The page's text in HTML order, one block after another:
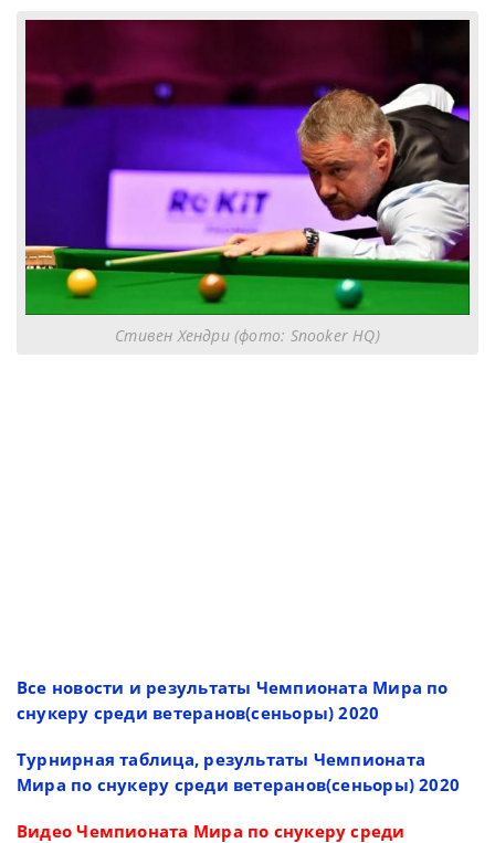
Стивен Хендри (фото: Snooker HQ)
Все новости и результаты Чемпионата Мира по
снукеру среди ветеранов(сеньоры) 2020
Турнирная таблица, результаты Чемпионата
Мира по снукеру среди ветеранов(сеньоры) 2020
Видео Чемпионата Мира по снукеру среди